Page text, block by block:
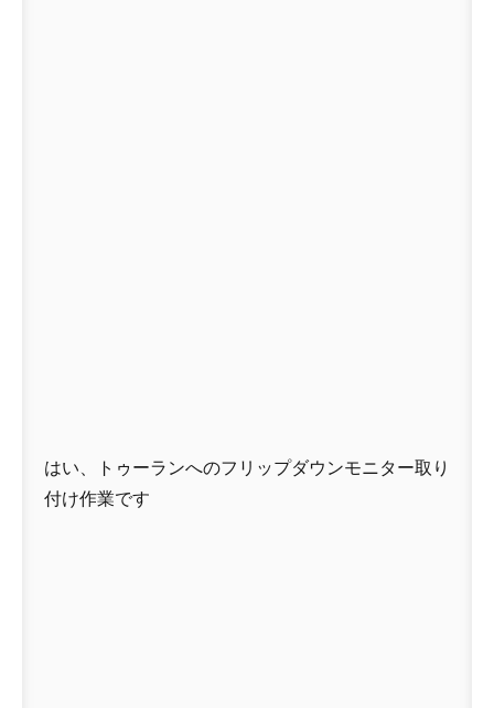
はい、トゥーランへのフリップダウンモニター取り
付け作業です